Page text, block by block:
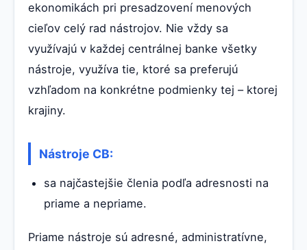
ekonomikách pri presadzovení menových
cieľov celý rad nástrojov. Nie vždy sa
využívajú v každej centrálnej banke všetky
nástroje, využíva tie, ktoré sa preferujú
vzhľadom na konkrétne podmienky tej – ktorej
krajiny.
Nástroje CB:
sa najčastejšie členia podľa adresnosti na
priame a nepriame.
Priame nástroje sú adresné, administratívne,